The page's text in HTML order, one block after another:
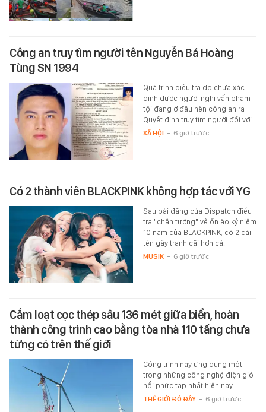
Công an truy tìm người tên Nguyễn Bá Hoàng
Tùng SN 1994
Quá trình điều tra do chưa xác
định được người nghi vấn phạm
tội đang ở đâu nên công an ra
Quyết định truy tìm người đối với…
XÃ HỘI - 6 giờ trước
Có 2 thành viên BLACKPINK không hợp tác với YG
Sau bài đăng của Dispatch điều
tra "chân tướng" về ồn ào kỷ niệm
10 năm của BLACKPINK, có 2 cái
tên gây tranh cãi hơn cả.
MUSIK - 6 giờ trước
Cắm loạt cọc thép sâu 136 mét giữa biển, hoàn
thành công trình cao bằng tòa nhà 110 tầng chưa
từng có trên thế giới
Công trình này ứng dụng một
trong những công nghệ điện gió
nổi phức tạp nhất hiện nay.
THẾ GIỚI ĐÓ ĐÂY - 6 giờ trước